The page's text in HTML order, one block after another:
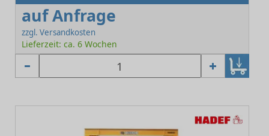
auf Anfrage
zzgl. Versandkosten
Lieferzeit: ca. 6 Wochen